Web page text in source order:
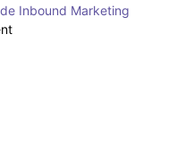
Inbound Marketing